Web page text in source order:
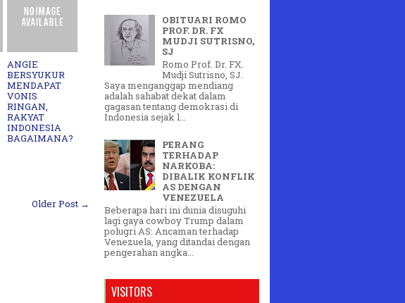
ANGIE
BERSYUKUR
MENDAPAT
VONIS
RINGAN,
RAKYAT
INDONESIA
BAGAIMANA?
Older Post →
OBITUARI ROMO
PROF. DR. FX
MUDJI SUTRISNO,
SJ
Romo Prof. Dr. FX.
Mudji Sutrisno, SJ.
Saya menganggap mendiang
adalah sahabat dekat dalam
gagasan tentang demokrasi di
Indonesia sejak l...
PERANG
TERHADAP
NARKOBA:
DIBALIK KONFLIK
AS DENGAN
VENEZUELA
Beberapa hari ini dunia disuguhi
lagi gaya cowboy Trump dalam
polugri AS: Ancaman terhadap
Venezuela, yang ditandai dengan
pengerahan angka...
VISITORS